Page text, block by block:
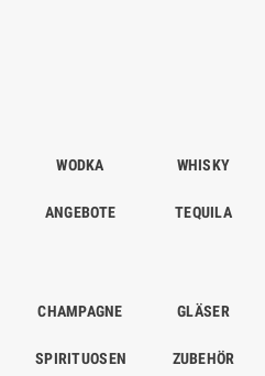
WODKA WHISKY
ANGEBOTE TEQUILA
CHAMPAGNE GLÄSER
SPIRITUOSEN ZUBEHÖR